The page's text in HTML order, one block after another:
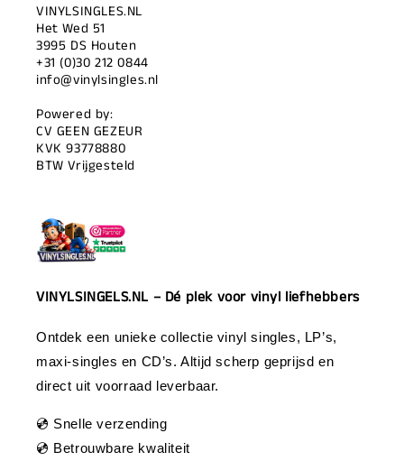
VINYLSINGLES.NL
Het Wed 51
3995 DS Houten
+31 (0)30 212 0844
info@vinylsingles.nl
Powered by:
CV GEEN GEZEUR
KVK 93778880
BTW Vrijgesteld
VINYLSINGELS.NL – Dé plek voor vinyl liefhebbers
Ontdek een unieke collectie vinyl singles, LP’s,
maxi-singles en CD’s. Altijd scherp geprijsd en
direct uit voorraad leverbaar.
💿 Snelle verzending
💿 Betrouwbare kwaliteit